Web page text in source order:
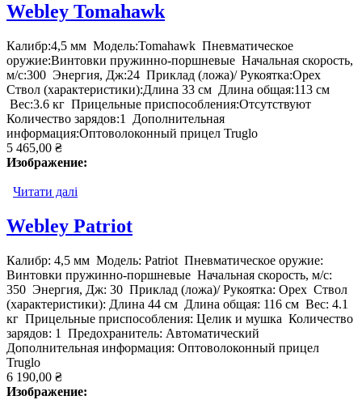
Webley Tomahawk
Калибр:4,5 мм Модель:Tomahawk Пневматическое
оружие:Винтовки пружинно-поршневые Начальная скорость,
м/с:300 Энергия, Дж:24 Приклад (ложа)/ Рукоятка:Орех
Ствол (характеристики):Длина 33 см Длина общая:113 см
Вес:3.6 кг Прицельные приспособления:Отсутствуют
Количество зарядов:1 Дополнительная
информация:Оптоволоконный прицел Truglo
5 465,00 ₴
Изображение:
Читати далі
Webley Patriot
Калибр: 4,5 мм Модель: Patriot Пневматическое оружие:
Винтовки пружинно-поршневые Начальная скорость, м/с:
350 Энергия, Дж: 30 Приклад (ложа)/ Рукоятка: Орех Ствол
(характеристики): Длина 44 см Длина общая: 116 см Вес: 4.1
кг Прицельные приспособления: Целик и мушка Количество
зарядов: 1 Предохранитель: Автоматический
Дополнительная информация: Оптоволоконный прицел
Truglo
6 190,00 ₴
Изображение: